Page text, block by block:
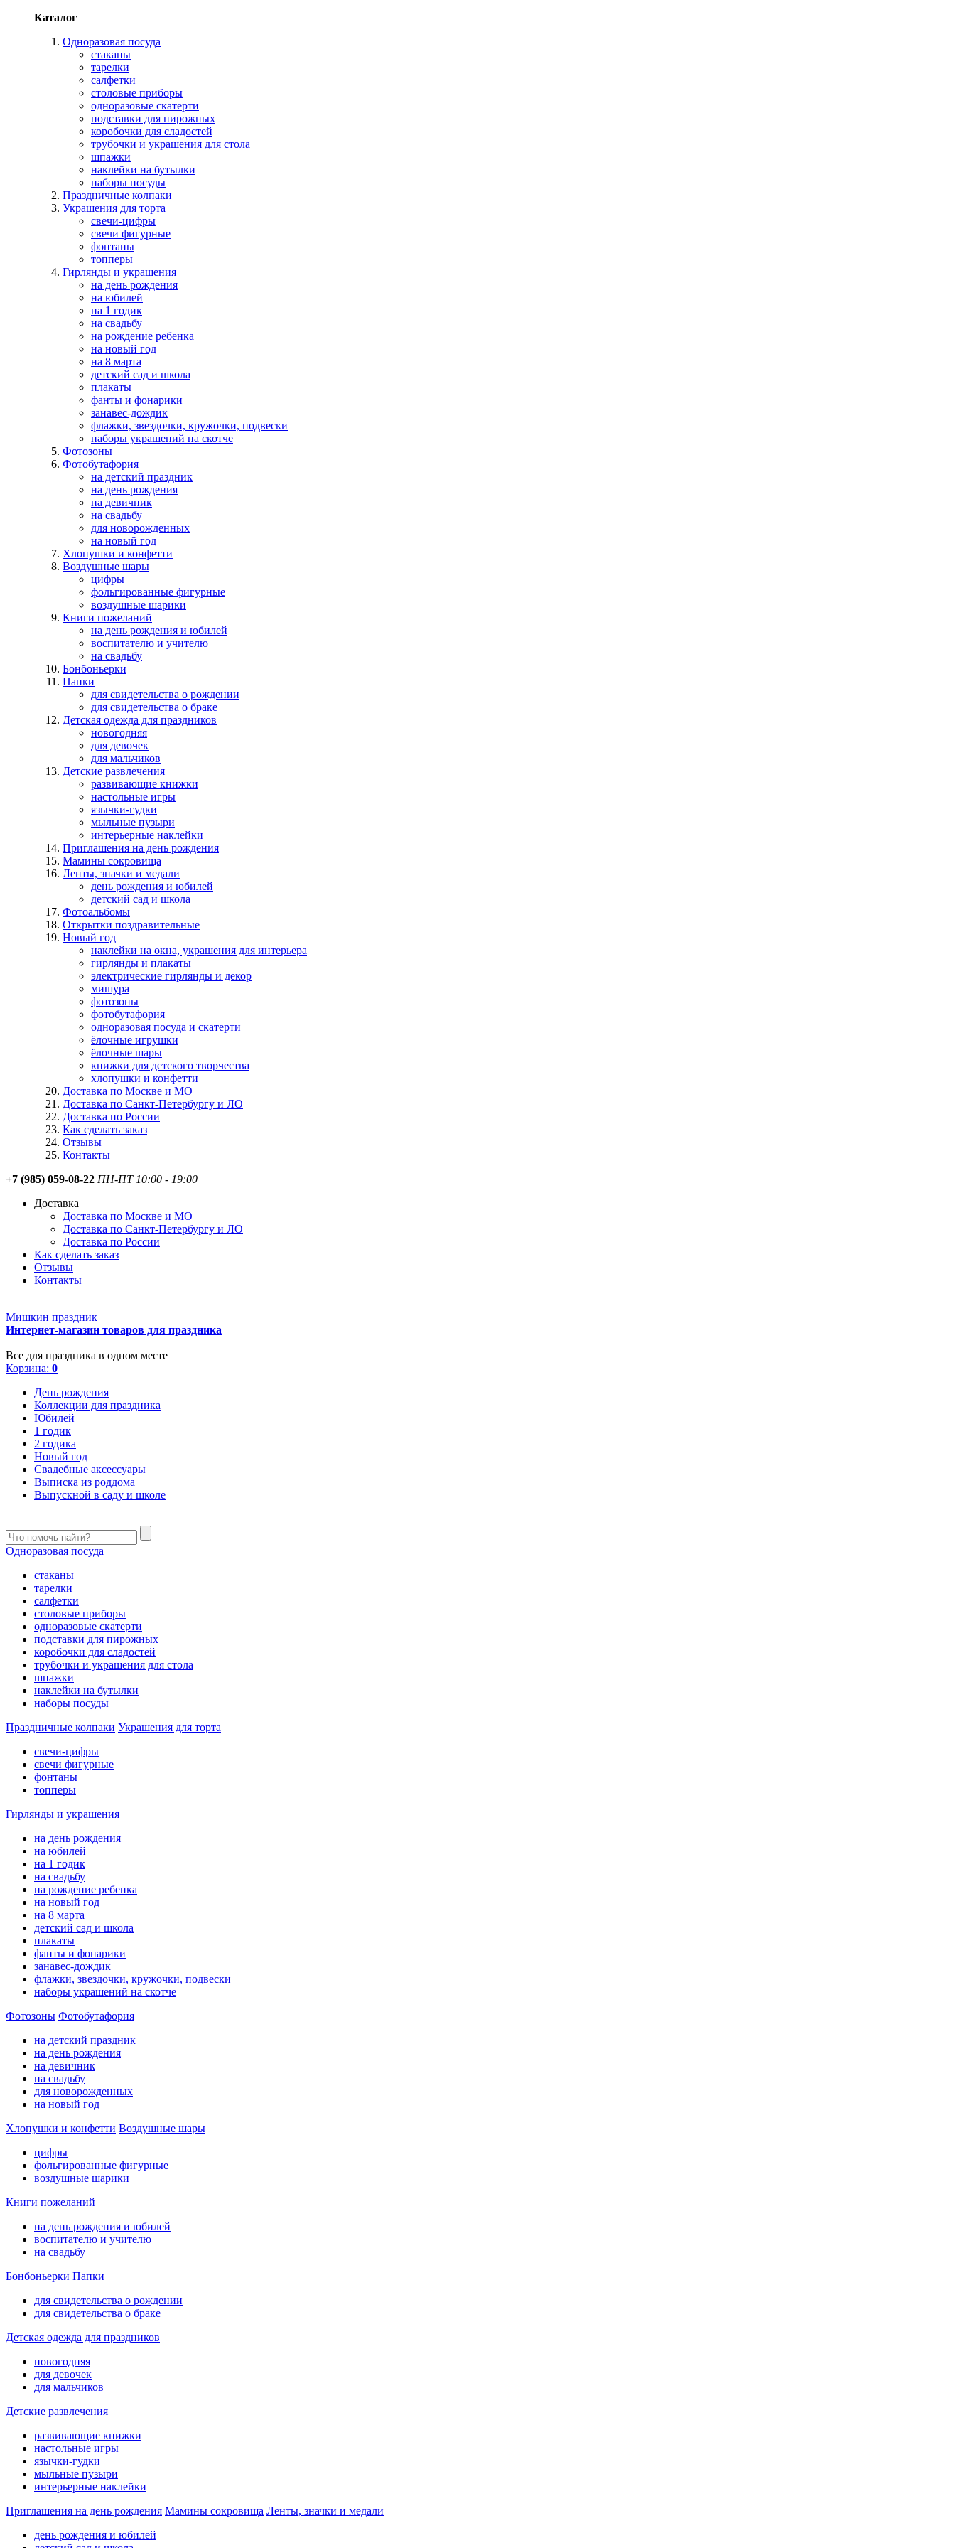
Каталог
Одноразовая посуда
стаканы
тарелки
салфетки
столовые приборы
одноразовые скатерти
подставки для пирожных
коробочки для сладостей
трубочки и украшения для стола
шпажки
наклейки на бутылки
наборы посуды
Праздничные колпаки
Украшения для торта
свечи-цифры
свечи фигурные
фонтаны
топперы
Гирлянды и украшения
на день рождения
на юбилей
на 1 годик
на свадьбу
на рождение ребенка
на новый год
на 8 марта
детский сад и школа
плакаты
фанты и фонарики
занавес-дождик
флажки, звездочки, кружочки, подвески
наборы украшений на скотче
Фотозоны
Фотобутафория
на детский праздник
на день рождения
на девичник
на свадьбу
для новорожденных
на новый год
Хлопушки и конфетти
Воздушные шары
цифры
фольгированные фигурные
воздушные шарики
Книги пожеланий
на день рождения и юбилей
воспитателю и учителю
на свадьбу
Бонбоньерки
Папки
для свидетельства о рождении
для свидетельства о браке
Детская одежда для праздников
новогодняя
для девочек
для мальчиков
Детские развлечения
развивающие книжки
настольные игры
язычки-гудки
мыльные пузыри
интерьерные наклейки
Приглашения на день рождения
Мамины сокровища
Ленты, значки и медали
день рождения и юбилей
детский сад и школа
Фотоальбомы
Открытки поздравительные
Новый год
наклейки на окна, украшения для интерьера
гирлянды и плакаты
электрические гирлянды и декор
мишура
фотозоны
фотобутафория
одноразовая посуда и скатерти
ёлочные игрушки
ёлочные шары
книжки для детского творчества
хлопушки и конфетти
Доставка по Москве и МО
Доставка по Санкт-Петербургу и ЛО
Доставка по России
Как сделать заказ
Отзывы
Контакты
+7 (985) 059-08-22 ПН-ПТ 10:00 - 19:00
Доставка
Доставка по Москве и МО
Доставка по Санкт-Петербургу и ЛО
Доставка по России
Как сделать заказ
Отзывы
Контакты
Мишкин праздник
Интернет-магазин товаров для праздника
Все для праздника в одном месте
Корзина: 0
День рождения
Коллекции для праздника
Юбилей
1 годик
2 годика
Новый год
Свадебные аксессуары
Выписка из роддома
Выпускной в саду и школе
Одноразовая посуда
стаканы
тарелки
салфетки
столовые приборы
одноразовые скатерти
подставки для пирожных
коробочки для сладостей
трубочки и украшения для стола
шпажки
наклейки на бутылки
наборы посуды
Праздничные колпаки Украшения для торта
свечи-цифры
свечи фигурные
фонтаны
топперы
Гирлянды и украшения
на день рождения
на юбилей
на 1 годик
на свадьбу
на рождение ребенка
на новый год
на 8 марта
детский сад и школа
плакаты
фанты и фонарики
занавес-дождик
флажки, звездочки, кружочки, подвески
наборы украшений на скотче
Фотозоны Фотобутафория
на детский праздник
на день рождения
на девичник
на свадьбу
для новорожденных
на новый год
Хлопушки и конфетти Воздушные шары
цифры
фольгированные фигурные
воздушные шарики
Книги пожеланий
на день рождения и юбилей
воспитателю и учителю
на свадьбу
Бонбоньерки Папки
для свидетельства о рождении
для свидетельства о браке
Детская одежда для праздников
новогодняя
для девочек
для мальчиков
Детские развлечения
развивающие книжки
настольные игры
язычки-гудки
мыльные пузыри
интерьерные наклейки
Приглашения на день рождения Мамины сокровища Ленты, значки и медали
день рождения и юбилей